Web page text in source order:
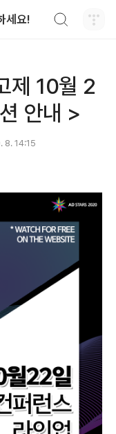
세요!
제 10월 2
안내 >
8. 14:15